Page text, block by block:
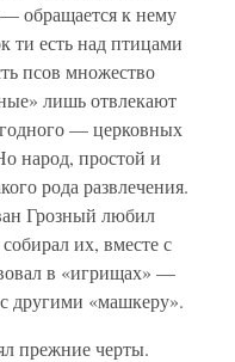
обращается к нему
есть над птицами
псов множество
лишь отвлекают
— церковных
народ, простой и
рода развлечения.
Грозный любил
их, вместе с
в «игрищах» —
другими «машкеру».
прежние черты.